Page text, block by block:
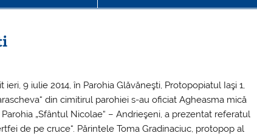
9 iulie 2014, în Parohia Glăvăneşti, Protopopiatul Iaşi 1,
din cimitirul parohiei s-au oficiat Agheasma mică
„Sfântul Nicolae“ – Andrieşeni, a prezentat referatul
de pe cruce“. Părintele Toma Gradinaciuc, protopop al